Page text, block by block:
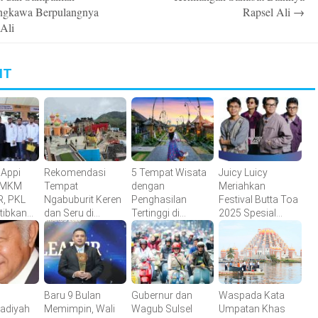
Berpulangnya
Rapsel Ali →
PKL
Rekomendasi
Tempat
Ngabuburit Keren
dan Seru di
Makassar, Gowa
dan Maros
5 Tempat Wisata
dengan
Penghasilan
Tertinggi di
Indonesia
Juicy Luicy
Meriahkan
Festival Butta Toa
2025 Spesial
Perayaan HUT
Bantaeng Ke-771
Baru 9 Bulan
Memimpin, Wali
Gubernur dan
Wagub Sulsel
Waspada Kata
Umpatan Khas